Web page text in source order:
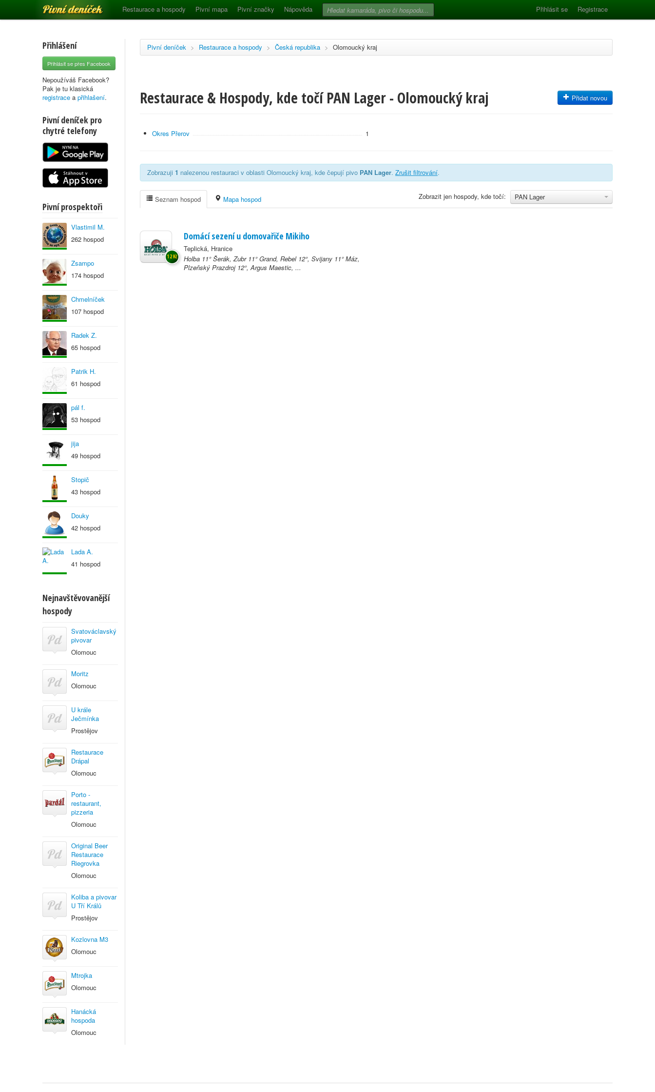
Pivní deníček Restaurace a hospody Pivní mapa Pivní značky Nápověda Přihlásit se Registrace
Přihlášení
Přihlásit se přes Facebook
Nepoužíváš Facebook?
Pak je tu klasická
registrace a přihlašení.
Pivní deníček pro
chytré telefony
Pivní prospektoři
Vlastimil M.
262 hospod
Zsampo
174 hospod
Chmelníček
107 hospod
Radek Z.
65 hospod
Patrik H.
61 hospod
pál f.
53 hospod
jija
49 hospod
Stopič
43 hospod
Douky
42 hospod
Lada A.
41 hospod
Nejnavštěvovanější
hospody
Svatováclavský
pivovar
Olomouc
Moritz
Olomouc
U krále
Ječmínka
Prostějov
Restaurace
Drápal
Olomouc
Porto -
restaurant,
pizzeria
Olomouc
Original Beer
Restaurace
Riegrovka
Olomouc
Koliba a pivovar
U Tří Králů
Prostějov
Kozlovna M3
Olomouc
Mtrojka
Olomouc
Hanácká
hospoda
Olomouc
Pivní deníček > Restaurace a hospody > Česká republika > Olomoucký kraj
Restaurace & Hospody, kde točí PAN Lager - Olomoucký kraj Přidat novou
Okres Přerov 1
Zobrazuji 1 nalezenou restauraci v oblasti Olomoucký kraj, kde čepují pivo PAN Lager. Zrušit filtrování.
PAN Lager
Zobrazit jen hospody, kde točí:
Seznam hospod Mapa hospod
Domácí sezení u domovařiče Mikiho
Teplická, Hranice
Holba 11° Šerák, Zubr 11° Grand, Rebel 12°, Svijany 11° Máz,
Plzeňský Prazdroj 12°, Argus Maestic, ...
12 Kč